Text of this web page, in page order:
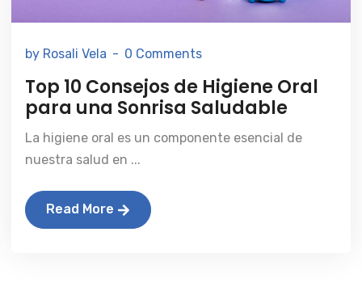
by Rosali Vela 0 Comments
Top 10 Consejos de Higiene Oral
para una Sonrisa Saludable
La higiene oral es un componente esencial de
nuestra salud en ...
Read More